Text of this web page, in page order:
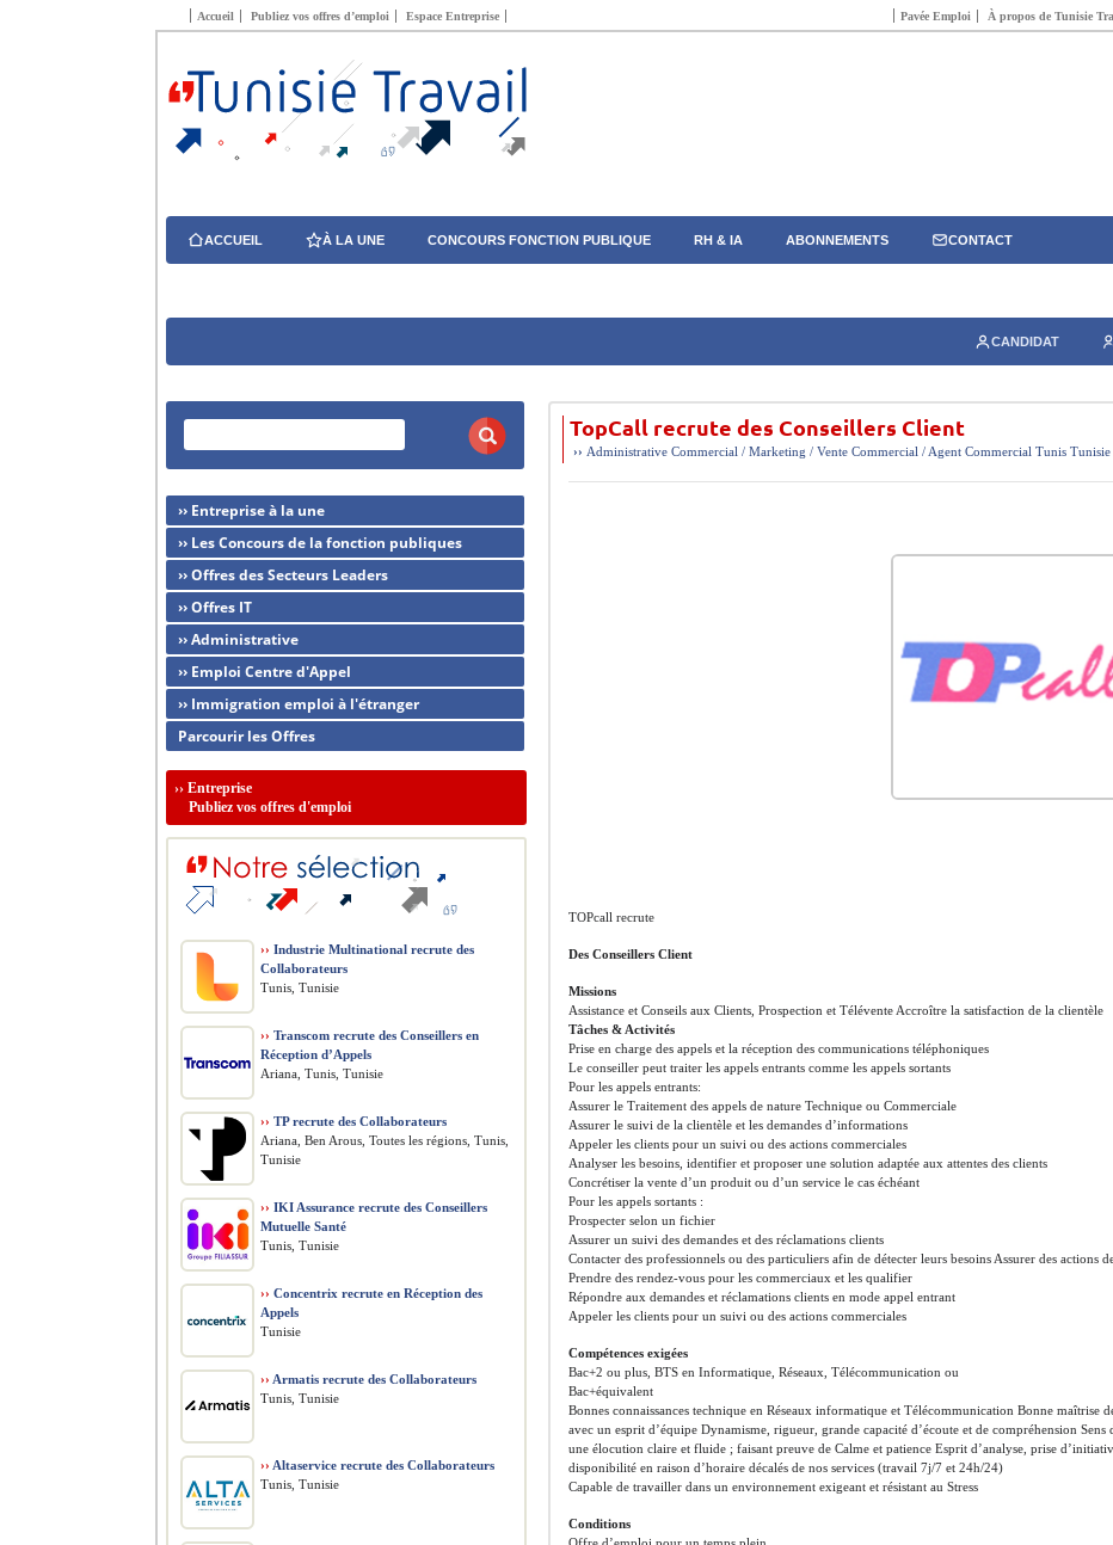
Accueil Publiez vos offres d’emploi Espace Entreprise Pavée Emploi À propos de Tunisie
ACCUEIL À LA UNE CONCOURS FONCTION PUBLIQUE RH & IA ABONNEMENTS CONTACT
CANDIDAT
TopCall recrute des Conseillers Client
›› Administrative Commercial / Marketing / Vente Commercial / Agent Commercial Tunis Tunisie
TOPcall recrute
Des Conseillers Client
Missions
Assistance et Conseils aux Clients, Prospection et Télévente Accroître la satisfaction de la clientèle
Tâches & Activités
Prise en charge des appels et la réception des communications téléphoniques
Le conseiller peut traiter les appels entrants comme les appels sortants
Pour les appels entrants:
Assurer le Traitement des appels de nature Technique ou Commerciale
Assurer le suivi de la clientèle et les demandes d’informations
Appeler les clients pour un suivi ou des actions commerciales
Analyser les besoins, identifier et proposer une solution adaptée aux attentes des clients
Concrétiser la vente d’un produit ou d’un service le cas échéant
Pour les appels sortants :
Prospecter selon un fichier
Assurer un suivi des demandes et des réclamations clients
Contacter des professionnels ou des particuliers afin de détecter leurs besoins Assurer des actions
Prendre des rendez-vous pour les commerciaux et les qualifier
Répondre aux demandes et réclamations clients en mode appel entrant
Appeler les clients pour un suivi ou des actions commerciales
Compétences exigées
Bac+2 ou plus, BTS en Informatique, Réseaux, Télécommunication ou
Bac+équivalent
Bonnes connaissances technique en Réseaux informatique et Télécommunication Bonne maîtrise
avec un esprit d’équipe Dynamisme, rigueur, grande capacité d’écoute et de compréhension
une élocution claire et fluide ; faisant preuve de Calme et patience Esprit d’analyse, prise
disponibilité en raison d’horaire décalés de nos services (travail 7j/7 et 24h/24)
Capable de travailler dans un environnement exigeant et résistant au Stress
Conditions
›› Entreprise à la une
›› Les Concours de la fonction publiques
›› Offres des Secteurs Leaders
›› Offres IT
›› Administrative
›› Emploi Centre d'Appel
›› Immigration emploi à l'étranger
Parcourir les Offres
›› Entreprise
Publiez vos offres d'emploi
›› Industrie Multinational recrute des
Collaborateurs
Tunis, Tunisie
›› Transcom recrute des Conseillers en
Réception d’Appels
Ariana, Tunis, Tunisie
›› TP recrute des Collaborateurs
Ariana, Ben Arous, Toutes les régions, Tunis,
Tunisie
›› IKI Assurance recrute des Conseillers
Mutuelle Santé
Tunis, Tunisie
›› Concentrix recrute en Réception des
Appels
Tunisie
›› Armatis recrute des Collaborateurs
Tunis, Tunisie
›› Altaservice recrute des Collaborateurs
Tunis, Tunisie